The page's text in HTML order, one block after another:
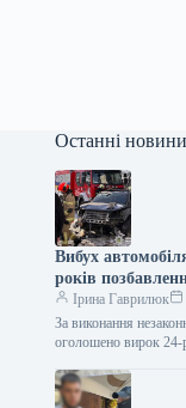
Останні новини
Вибух
років
Ірина Гаврилюк
За виконання
оголошено вирок 24-